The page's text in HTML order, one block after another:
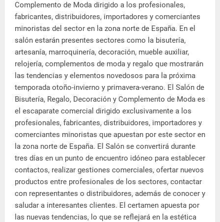
Complemento de Moda dirigido a los profesionales,
fabricantes, distribuidores, importadores y comerciantes
minoristas del sector en la zona norte de España. En el
salón estarán presentes sectores como la bisutería,
artesanía, marroquinería, decoración, mueble auxiliar,
relojería, complementos de moda y regalo que mostrarán
las tendencias y elementos novedosos para la próxima
temporada otoño-invierno y primavera-verano. El Salón de
Bisutería, Regalo, Decoración y Complemento de Moda es
el escaparate comercial dirigido exclusivamente a los
profesionales, fabricantes, distribuidores, importadores y
comerciantes minoristas que apuestan por este sector en
la zona norte de España. El Salón se convertirá durante
tres días en un punto de encuentro idóneo para establecer
contactos, realizar gestiones comerciales, ofertar nuevos
productos entre profesionales de los sectores, contactar
con representantes o distribuidores, además de conocer y
saludar a interesantes clientes. El certamen apuesta por
las nuevas tendencias, lo que se reflejará en la estética